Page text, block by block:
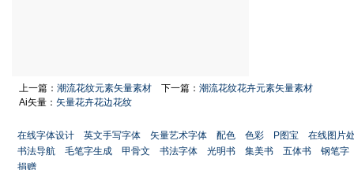
上一篇： 潮流花纹元素矢量素材 下一篇： 潮流花纹花卉元素矢量素材
Ai矢量： 矢量花卉花边花纹
在线字体设计 英文手写字体 矢量艺术字体 配色 色彩 P图宝
在线图片
书法导航
毛笔字生成 甲骨文 书法字体 光明书 集美书 五体书
钢笔字
捐赠